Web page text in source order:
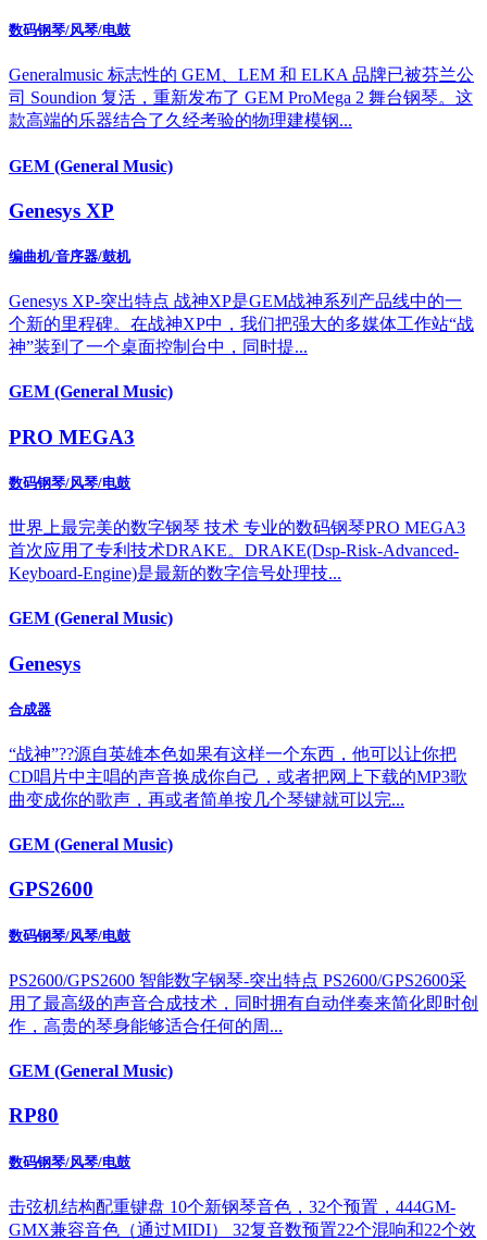
数码钢琴/风琴/电鼓
Generalmusic 标志性的 GEM、LEM 和 ELKA 品牌已被芬兰公
司 Soundion 复活，重新发布了 GEM ProMega 2 舞台钢琴。这
款高端的乐器结合了久经考验的物理建模钢...
GEM (General Music)
Genesys XP
编曲机/音序器/鼓机
Genesys XP-突出特点 战神XP是GEM战神系列产品线中的一
个新的里程碑。在战神XP中，我们把强大的多媒体工作站“战
神”装到了一个桌面控制台中，同时提...
GEM (General Music)
PRO MEGA3
数码钢琴/风琴/电鼓
世界上最完美的数字钢琴 技术 专业的数码钢琴PRO MEGA3
首次应用了专利技术DRAKE。DRAKE(Dsp-Risk-Advanced-
Keyboard-Engine)是最新的数字信号处理技...
GEM (General Music)
Genesys
合成器
“战神”??源自英雄本色如果有这样一个东西，他可以让你把
CD唱片中主唱的声音换成你自己，或者把网上下载的MP3歌
曲变成你的歌声，再或者简单按几个琴键就可以完...
GEM (General Music)
GPS2600
数码钢琴/风琴/电鼓
PS2600/GPS2600 智能数字钢琴-突出特点 PS2600/GPS2600采
用了最高级的声音合成技术，同时拥有自动伴奏来简化即时创
作，高贵的琴身能够适合任何的周...
GEM (General Music)
RP80
数码钢琴/风琴/电鼓
击弦机结构配重键盘 10个新钢琴音色，32个预置，444GM-
GMX兼容音色（通过MIDI） 32复音数预置22个混响和22个效